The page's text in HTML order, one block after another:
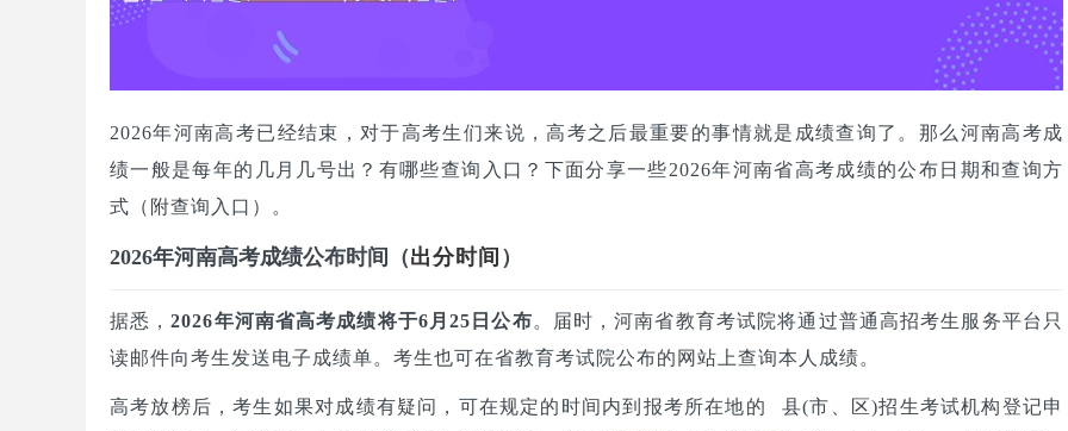
2026年河南高考已经结束，对于高考生们来说，高考之后最重要的事情就是成绩查询了。那么河南高考成
绩一般是每年的几月几号出？有哪些查询入口？下面分享一些2026年河南省高考成绩的公布日期和查询方
式（附查询入口）。
2026年河南高考成绩公布时间（出分时间 ）
据悉，2026年河南省高考成绩将于6月25日公布。届时，河南省教育考试院将通过普通高招考生服务平台只
读邮件向考生发送电子成绩单。考生也可在省教育考试院公布的网站上查询本人成绩。
高考放榜后，考生如果对成绩有疑问，可在规定的时间内到报考所在地的 县(市、区)招生考试机构登记申